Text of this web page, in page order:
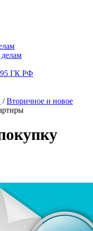
ГК РФ
/ Вторичное и новое